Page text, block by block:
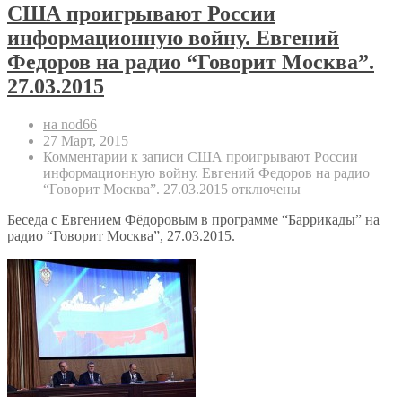
США проигрывают России
информационную войну. Евгений
Федоров на радио “Говорит Москва”.
27.03.2015
на nod66
27 Март, 2015
Комментарии к записи США проигрывают России
информационную войну. Евгений Федоров на радио
“Говорит Москва”. 27.03.2015 отключены
Беседа с Евгением Фёдоровым в программе “Баррикады” на
радио “Говорит Москва”, 27.03.2015.